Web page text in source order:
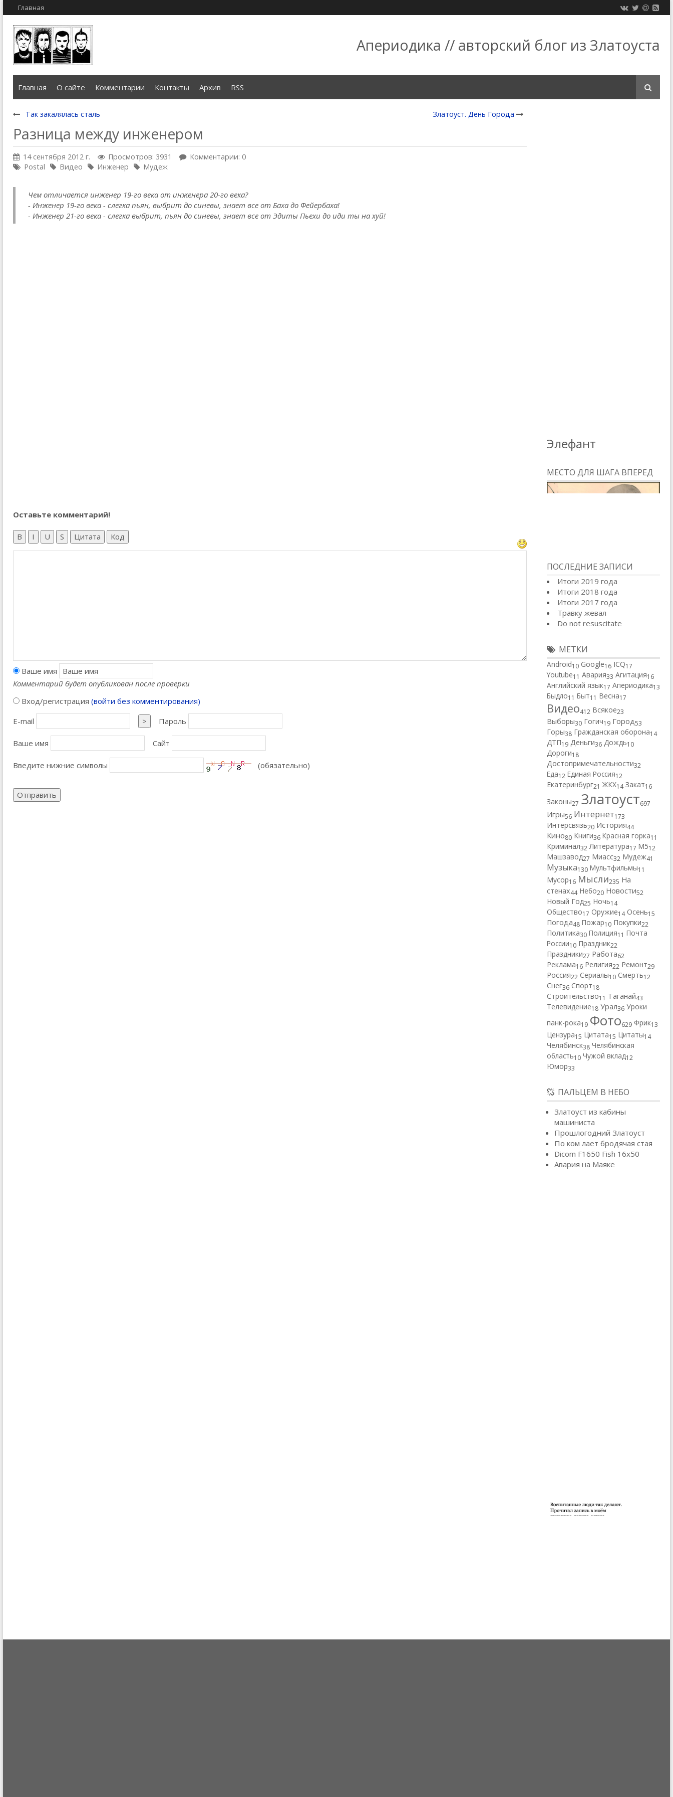
Главная
Апериодика // авторский блог из Златоуста
Главная О сайте Комментарии Контакты Архив RSS
Так закалялась сталь Златоуст. День Города
Разница между инженером
14 сентября 2012 г. Просмотров: 3931
Комментарии: 0
Postal
Видео Инженер Мудеж
Чем отличается инженер 19-го века от инженера 20-го века?
- Инженер 19-го века - слегка пьян, выбрит до синевы, знает все от Баха до Фейербаха!
- Инженер 21-го века - слегка выбрит, пьян до синевы, знает все от Эдиты Пьехи до иди ты на хуй!
Оставьте комментарий!
B I U S Цитата Код
Ваше имя
Комментарий будет опубликован после проверки
Вход/регистрация (войти без комментирования)
E-mail
> Пароль
Ваше имя Сайт
Введите нижние символы (обязательно)
Отправить
Элефант
МЕСТО ДЛЯ ШАГА ВПЕРЕД
ПОСЛЕДНИЕ ЗАПИСИ
Итоги 2019 года
Итоги 2018 года
Итоги 2017 года
Травку жевал
Do not resuscitate
МЕТКИ
Android10 Google16 ICQ17
Youtube11 Авария33 Агитация16
Английский язык17 Апериодика13
Быдло11 Быт11 Весна17
Видео412 Всякое23
Выборы30 Гогич19 Город53
Горы38 Гражданская оборона14
ДТП19 Деньги36 Дождь10
Дороги18
Достопримечательности32
Еда12 Единая Россия12
Екатеринбург21 ЖКХ14 Закат16
Законы27 Златоуст697
Игры56 Интернет173
Интерсвязь20 История44
Кино80 Книги36 Красная горка11
Криминал32 Литература17 М512
Машзавод27 Миасс32 Мудеж41
Музыка130 Мультфильмы11
Мусор16 Мысли235 На
стенах44 Небо20 Новости52
Новый Год25 Ночь14
Общество17 Оружие14 Осень15
Погода48 Пожар10 Покупки22
Политика30 Полиция11 Почта
России10 Праздник22
Праздники27 Работа62
Реклама16 Религия22 Ремонт29
Россия22 Сериалы10 Смерть12
Снег36 Спорт18
Строительство11 Таганай43
Телевидение18 Урал36 Уроки
панк-рока19 Фото629 Фрик13
Цензура15 Цитата15 Цитаты14
Челябинск38 Челябинская
область10 Чужой вклад12
Юмор33
ПАЛЬЦЕМ В НЕБО
Златоуст из кабины
машиниста
Прошлогодний Златоуст
По ком лает бродячая стая
Dicom F1650 Fish 16x50
Авария на Маяке